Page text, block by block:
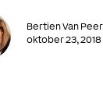
Bertien Van Peer
oktober 23, 2018